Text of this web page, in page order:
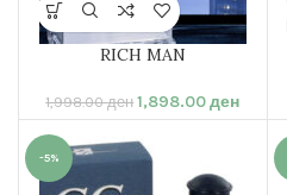
RICH MAN
1,998.00ден 1,898.00ден
-5%